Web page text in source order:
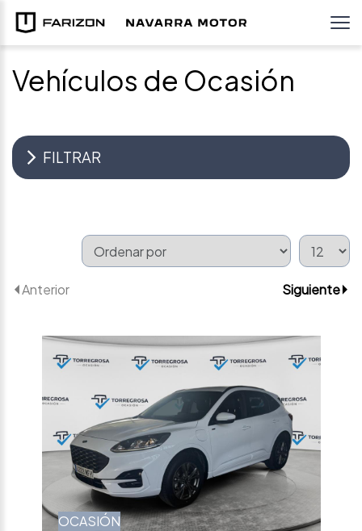
Vehículos de Ocasión
FILTRAR
Anterior Siguiente
OCASIÓN